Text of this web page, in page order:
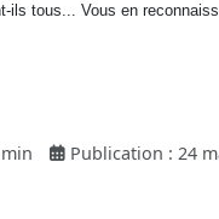
ils tous... Vous en
Publication : 24
en cuisine